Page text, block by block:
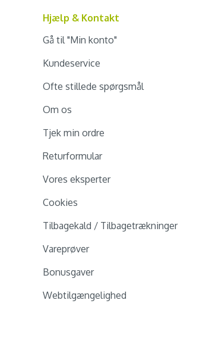
Hjælp & Kontakt
Gå til "Min konto"
Kundeservice
Ofte stillede spørgsmål
Om os
Tjek min ordre
Returformular
Vores eksperter
Cookies
Tilbagekald / Tilbagetrækninger
Vareprøver
Bonusgaver
Webtilgængelighed